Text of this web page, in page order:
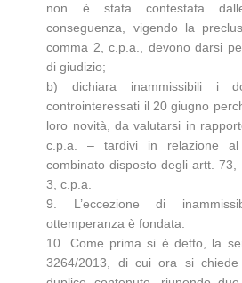
non è stata contestata
conseguenza, vigendo la
comma 2, c.p.a., devono darsi
di giudizio;
b) dichiara inammissibili i
controinteressati il 20 giugno
loro novità, da valutarsi in
c.p.a. – tardivi in relazione al
combinato disposto degli artt.
3, c.p.a.
9. L’eccezione di
ottemperanza è fondata.
10. Come prima si è detto, la
3264/2013, di cui ora si chiede